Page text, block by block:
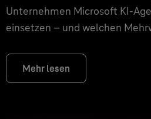
Unternehmen Microsoft KI-
einsetzen – und welchen
Mehr lesen